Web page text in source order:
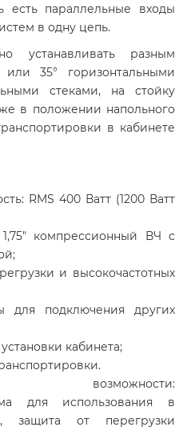
есть параллельные входы
в одну цепь.
устанавливать разным
35° горизонтальными
стеками, на стойку
в положении напольного
в кабинете
RMS 400 Ватт (1200 Ватт
компрессионный ВЧ с
и высокочастотных
для подключения других
кабинета;
возможности:
для использования в
защита от перегрузки